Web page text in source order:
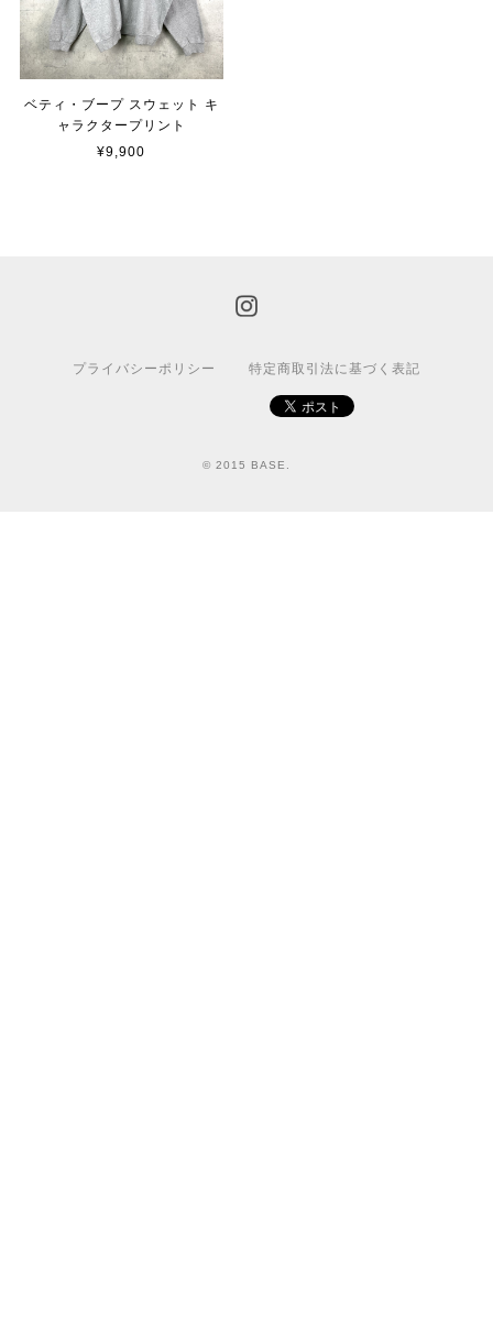
ベティ・ブープ スウェット キ
ャラクタープリント
¥9,900
プライバシーポリシー 特定商取引法に基づく表記
© 2015 BASE.